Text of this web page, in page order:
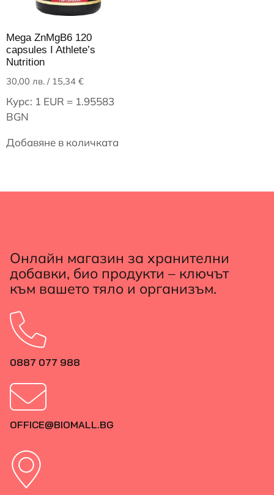
Mega ZnMgB6 120
capsules I Athlete’s
Nutrition
30,00 лв. / 15,34 €
Курс: 1 EUR = 1.95583
BGN
Добавяне в количката
Онлайн магазин за хранителни
добавки, био продукти – ключът
към вашето тяло и организъм.
0887 077 988
OFFICE@BIOMALL.BG